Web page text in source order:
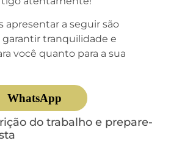
apresentar a seguir são
tranquilidade e
você quanto para a sua
WhatsApp
do trabalho e prepare-